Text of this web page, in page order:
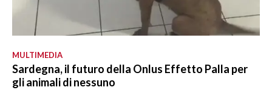
MULTIMEDIA
Sardegna, il futuro della Onlus Effetto Palla per
gli animali di nessuno